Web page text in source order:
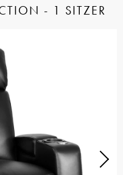
- 1 SITZER